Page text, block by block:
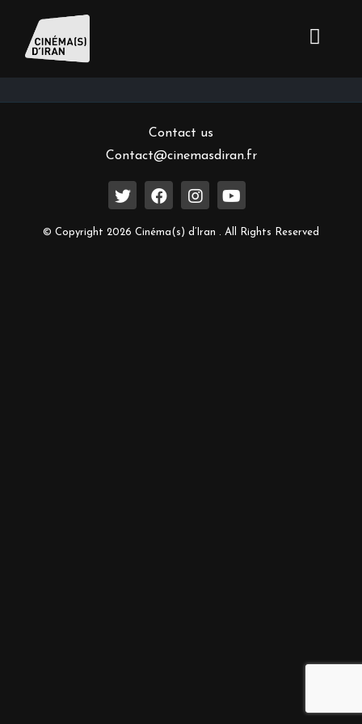
Inscrivez-vous à notre newsletter
Contact us
Contact@cinemasdiran.fr
© Copyright 2026 Cinéma(s) d’Iran . All Rights Reserved